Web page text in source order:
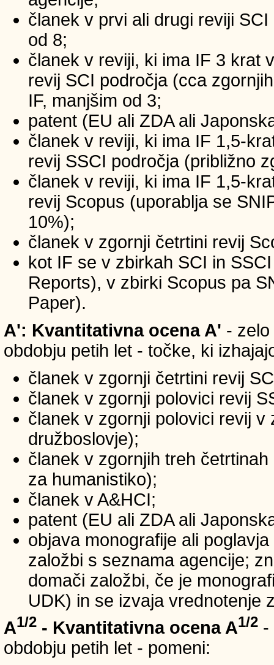
članek v prvi ali drugi reviji
od 8;
članek v reviji, ki ima IF 3 krat
revij SCI področja (cca
IF, manjšim od 3;
patent (EU ali ZDA ali
članek v reviji, ki ima IF 1,5-
revij SSCI področja (približno
članek v reviji, ki ima IF 1,5-
revij Scopus (uporablja se
10%);
članek v zgornji četrtini revij
kot IF se v zbirkah SCI in
Reports), v zbirki Scopus pa
Paper).
A': Kvantitativna ocena A' -
obdobju petih let - točke, ki
članek v zgornji četrtini revij
članek v zgornji polovici revij
članek v zgornji polovici revij
družboslovje);
članek v zgornjih treh
za humanistiko);
članek v A&HCI;
patent (EU ali ZDA ali
objava monografije ali
založbi s seznama agencije;
domači založbi, če je
UDK) in se izvaja vrednotenje
A1/2 - Kvantitativna ocena A1/2 -
obdobju petih let - pomeni: